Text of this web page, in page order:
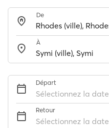
De
À
Départ
Sélectionnez la date
Retour
Sélectionnez la date